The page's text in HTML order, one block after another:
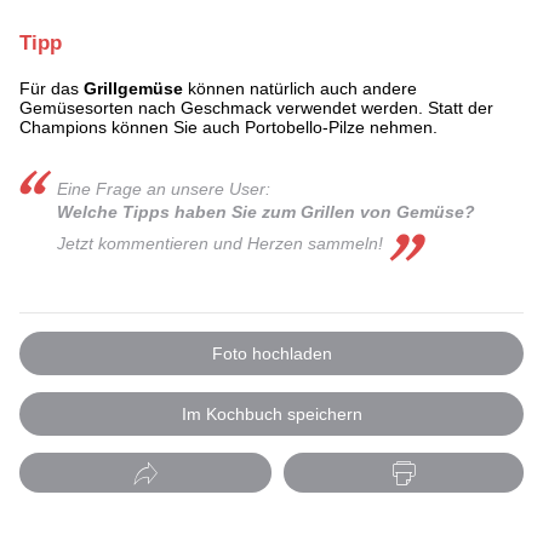
Tipp
Für das Grillgemüse können natürlich auch andere
Gemüsesorten nach Geschmack verwendet werden. Statt der
Champions können Sie auch Portobello-Pilze nehmen.
Eine Frage an unsere User:
Welche Tipps haben Sie zum Grillen von Gemüse?
Jetzt kommentieren und Herzen sammeln!
Foto hochladen
Im Kochbuch speichern